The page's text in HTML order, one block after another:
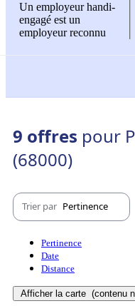
Un employeur handi-
engagé est un
employeur reconnu
9 offres pour
(68000)
Trier par Pertinence
Pertinence
Date
Distance
Afficher la carte (contenu